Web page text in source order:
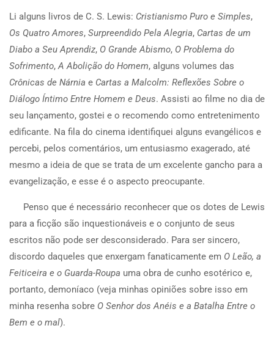
Li alguns livros de C. S. Lewis: Cristianismo Puro e Simples,
Os Quatro Amores, Surpreendido Pela Alegria, Cartas de um
Diabo a Seu Aprendiz, O Grande Abismo, O Problema do
Sofrimento,A Abolição do Homem, alguns volumes das
Crônicas de Nárnia e Cartas a Malcolm: Reflexões Sobre o
Diálogo Íntimo Entre Homem e Deus. Assisti ao filme no dia de
seu lançamento, gostei e o recomendo como entretenimento
edificante. Na fila do cinema identifiquei alguns evangélicos e
percebi, pelos comentários, um entusiasmo exagerado, até
mesmo a ideia de que se trata de um excelente gancho para a
evangelização, e esse é o aspecto preocupante.
Penso que é necessário reconhecer que os dotes de Lewis
para a ficção são inquestionáveis e o conjunto de seus
escritos não pode ser desconsiderado. Para ser sincero,
discordo daqueles que enxergam fanaticamente em O Leão, a
Feiticeira e o Guarda-Roupa uma obra de cunho esotérico e,
portanto, demoníaco (veja minhas opiniões sobre isso em
minha resenha sobre O Senhor dos Anéis e a Batalha Entre o
Bem e o mal).